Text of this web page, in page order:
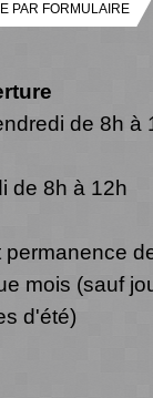
PAR FORMULAIRE
de 8h à
de 8h à 12h
permanence
mois (sauf
d'été)